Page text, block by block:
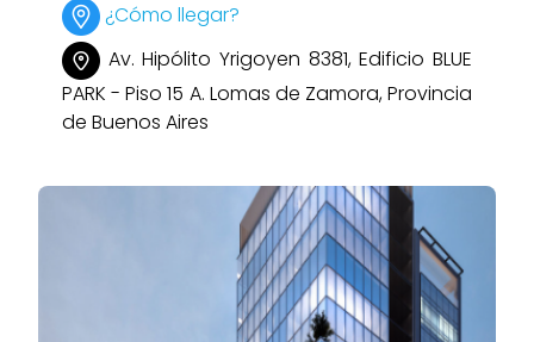
¿Cómo llegar?
Av. Hipólito Yrigoyen 8381, Edificio BLUE
PARK - Piso 15 A. Lomas de Zamora, Provincia
de Buenos Aires